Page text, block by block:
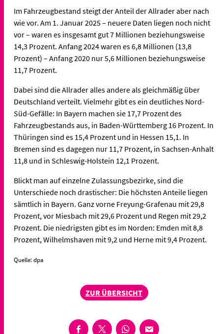
Im Fahrzeugbestand steigt der Anteil der Allrader aber nach
wie vor. Am 1. Januar 2025 – neuere Daten liegen noch nicht
vor – waren es insgesamt gut 7 Millionen beziehungsweise
14,3 Prozent. Anfang 2024 waren es 6,8 Millionen (13,8
Prozent) – Anfang 2020 nur 5,6 Millionen beziehungsweise
11,7 Prozent.
Dabei sind die Allrader alles andere als gleichmäßig über
Deutschland verteilt. Vielmehr gibt es ein deutliches Nord-
Süd-Gefälle: In Bayern machen sie 17,7 Prozent des
Fahrzeugbestands aus, in Baden-Württemberg 16 Prozent. In
Thüringen sind es 15,4 Prozent und in Hessen 15,1. In
Bremen sind es dagegen nur 11,7 Prozent, in Sachsen-Anhalt
11,8 und in Schleswig-Holstein 12,1 Prozent.
Blickt man auf einzelne Zulassungsbezirke, sind die
Unterschiede noch drastischer: Die höchsten Anteile liegen
sämtlich in Bayern. Ganz vorne Freyung-Grafenau mit 29,8
Prozent, vor Miesbach mit 29,6 Prozent und Regen mit 29,2
Prozent. Die niedrigsten gibt es im Norden: Emden mit 8,8
Prozent, Wilhelmshaven mit 9,2 und Herne mit 9,4 Prozent.
Quelle: dpa
ZUR ÜBERSICHT